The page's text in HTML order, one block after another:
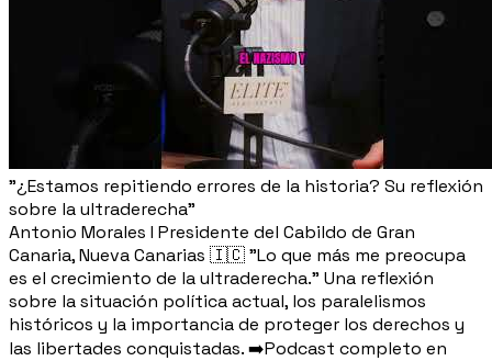
"¿Estamos repitiendo errores de la historia? Su reflexión
sobre la ultraderecha"
Antonio Morales I Presidente del Cabildo de Gran
Canaria, Nueva Canarias 🇮🇨 "Lo que más me preocupa
es el crecimiento de la ultraderecha." Una reflexión
sobre la situación política actual, los paralelismos
históricos y la importancia de proteger los derechos y
las libertades conquistadas. ➡️Podcast completo en